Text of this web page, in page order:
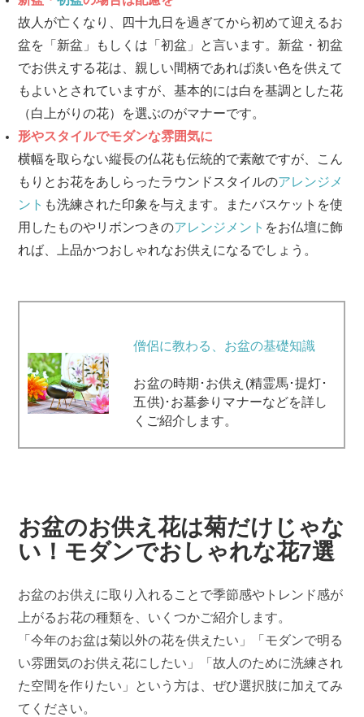
故人が亡くなり、四十九日を過ぎてから初めて迎えるお
盆を「新盆」もしくは「初盆」と言います。新盆・初盆
でお供えする花は、親しい間柄であれば淡い色を供えて
もよいとされていますが、基本的には白を基調とした花
（白上がりの花）を選ぶのがマナーです。
形やスタイルでモダンな雰囲気に
横幅を取らない縦長の仏花も伝統的で素敵ですが、こん
もりとお花をあしらったラウンドスタイルのアレンジメ
ント も洗練された印象を与えます。またバスケットを使
用したものやリボンつきのアレンジメント をお仏壇に飾
れば、上品かつおしゃれなお供えになるでしょう。
僧侶に教わる、お盆の基礎知識
お盆の時期･お供え(精霊馬･提灯･
五供)･お墓参りマナーなどを詳し
くご紹介します。
お盆のお供え花は菊だけじゃな
い！モダンでおしゃれな花7選
お盆のお供えに取り入れることで季節感やトレンド感が
上がるお花の種類を、いくつかご紹介します。
「今年のお盆は菊以外の花を供えたい」「モダンで明る
い雰囲気のお供え花にしたい」「故人のために洗練され
た空間を作りたい」という方は、ぜひ選択肢に加えてみ
てください。